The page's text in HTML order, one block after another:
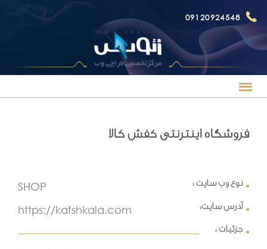
09120924548
فروشگاه اینترنتی کفش کالا
نوع وب سایت : SHOP
آدرس سایت: https://kafshkala.com
جزئیات :